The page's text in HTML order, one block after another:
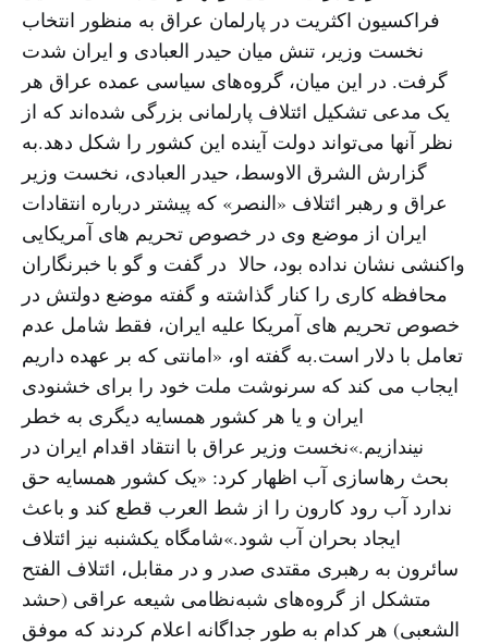
فراکسیون اکثریت در پارلمان عراق به منظور انتخاب
نخست وزیر، تنش میان حیدر العبادی و ایران شدت
گرفت. در این میان، گروه‌های سیاسی عمده عراق هر
یک مدعی تشکیل ائتلاف پارلمانی بزرگی شده‌اند که از
نظر آنها می‌تواند دولت آینده این کشور را شکل دهد.به
گزارش الشرق الاوسط، حیدر العبادی، نخست وزیر
عراق و رهبر ائتلاف «النصر» که پیشتر درباره انتقادات
ایران از موضع وی در خصوص تحریم های آمریکایی
واکنشی نشان نداده بود، حالا در گفت و گو با خبرنگاران
محافظه کاری را کنار گذاشته و گفته موضع دولتش در
خصوص تحریم های آمریکا علیه ایران، فقط شامل عدم
تعامل با دلار است.به گفته او، «امانتی که بر عهده داریم
ایجاب می کند که سرنوشت ملت خود را برای خشنودی
ایران و یا هر کشور همسایه دیگری به خطر
نیندازیم.»نخست وزیر عراق با انتقاد اقدام ایران در
بحث رهاسازی آب اظهار کرد: «یک کشور همسایه حق
ندارد آب رود کارون را از شط العرب قطع کند و باعث
ایجاد بحران آب شود.»شامگاه یکشنبه نیز ائتلاف
سائرون به رهبری مقتدی صدر و در مقابل، ائتلاف الفتح
متشکل از گروه‌های شبه‌نظامی شیعه عراقی (حشد
الشعبی) هر کدام به طور جداگانه اعلام کردند که موفق